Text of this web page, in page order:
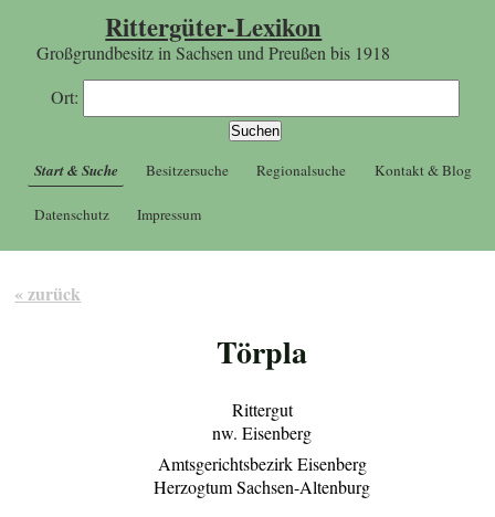
Rittergüter-Lexikon
Großgrundbesitz in Sachsen und Preußen bis 1918
Ort:
Start & Suche Besitzersuche Regionalsuche Kontakt & Blog
Datenschutz Impressum
« zurück
Törpla
Rittergut
nw. Eisenberg
Amtsgerichtsbezirk Eisenberg
Herzogtum Sachsen-Altenburg